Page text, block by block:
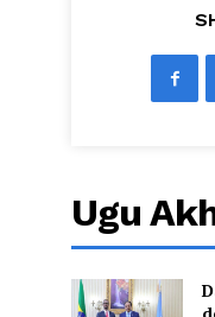
Ugu